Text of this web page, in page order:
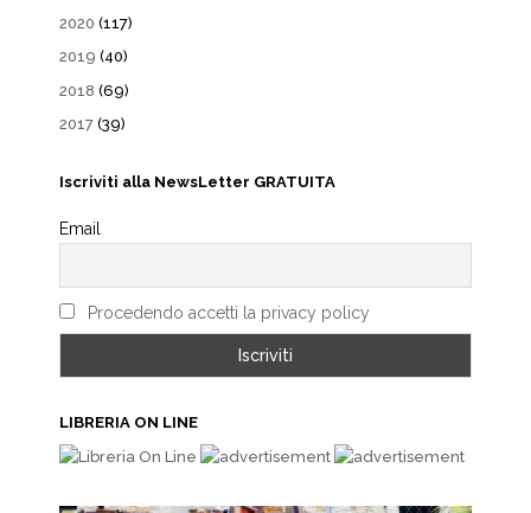
2020 (117)
2019 (40)
2018 (69)
2017 (39)
Iscriviti alla NewsLetter GRATUITA
Email
Procedendo accetti la privacy policy
LIBRERIA ON LINE